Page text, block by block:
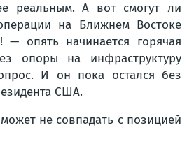
реальным. А вот смогут ли
на Ближнем Востоке
опять начинается горячая
опоры на инфраструктуру
И он пока остался без
США.
не совпадать с позицией